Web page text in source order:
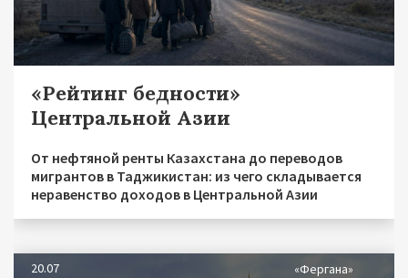
«Рейтинг бедности»
Центральной Азии
От нефтяной ренты Казахстана до переводов
мигрантов в Таджикистан: из чего складывается
неравенство доходов в Центральной Азии
20.07 «Фергана»